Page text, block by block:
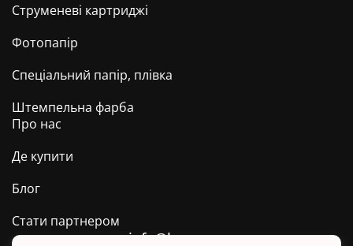
Струменеві картриджі
Фотопапір
Спеціальний папір, плівка
Штемпельна фарба
Про нас
Де купити
Блог
Стати партнером
info@barva.ua